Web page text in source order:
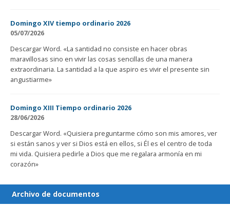
Domingo XIV tiempo ordinario 2026
05/07/2026
Descargar Word. «La santidad no consiste en hacer obras
maravillosas sino en vivir las cosas sencillas de una manera
extraordinaria. La santidad a la que aspiro es vivir el presente sin
angustiarme»
Domingo XIII Tiempo ordinario 2026
28/06/2026
Descargar Word. «Quisiera preguntarme cómo son mis amores, ver
si están sanos y ver si Dios está en ellos, si Él es el centro de toda
mi vida. Quisiera pedirle a Dios que me regalara armonía en mi
corazón»
Archivo de documentos